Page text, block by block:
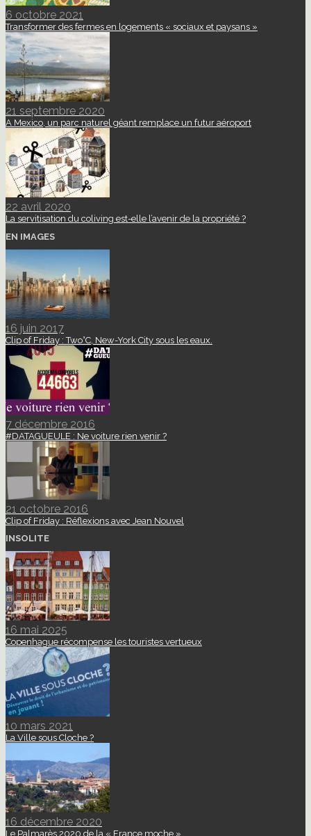
6 octobre 2021
Transformer des fermes en logements « sociaux et paysans »
21 septembre 2020
A Mexico, un parc naturel géant remplace un futur aéroport
22 avril 2020
La servitisation du coliving est-elle l’avenir de la propriété ?
EN IMAGES
16 juin 2017
Clip of Friday : Two°C, New-York City sous les eaux.
7 décembre 2016
#DATAGUEULE : Ne voiture rien venir ?
21 octobre 2016
Clip of Friday : Réflexions avec Jean Nouvel
INSOLITE
16 mai 2025
Copenhague récompense les touristes vertueux
10 mars 2021
La Ville sous Cloche ?
16 décembre 2020
Le Palmarès 2020 de la « France moche »